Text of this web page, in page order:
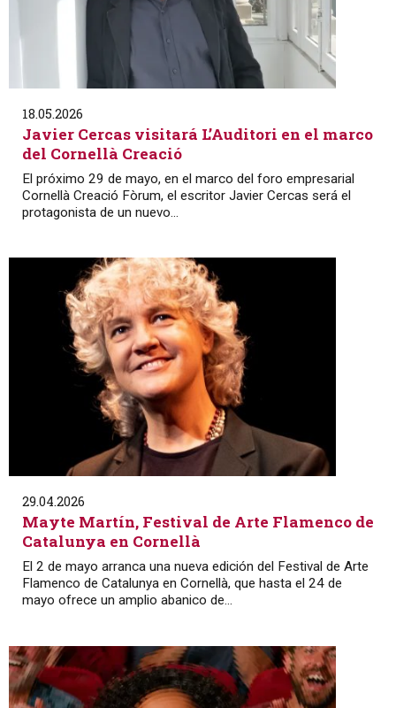
18.05.2026
Javier Cercas visitará L’Auditori en el marco
del Cornellà Creació
El próximo 29 de mayo, en el marco del foro empresarial
Cornellà Creació Fòrum, el escritor Javier Cercas será el
protagonista de un nuevo...
29.04.2026
Mayte Martín, Festival de Arte Flamenco de
Catalunya en Cornellà
El 2 de mayo arranca una nueva edición del Festival de Arte
Flamenco de Catalunya en Cornellà, que hasta el 24 de
mayo ofrece un amplio abanico de...